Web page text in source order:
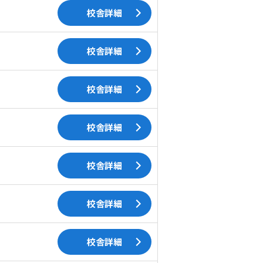
校舎詳細
校舎詳細
校舎詳細
校舎詳細
校舎詳細
校舎詳細
校舎詳細